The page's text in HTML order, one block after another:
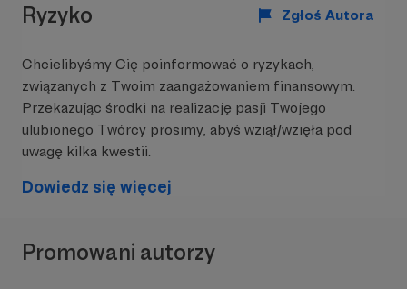
Ryzyko Zgłoś Autora
Chcielibyśmy Cię poinformować o ryzykach,
związanych z Twoim zaangażowaniem finansowym.
Przekazując środki na realizację pasji Twojego
ulubionego Twórcy prosimy, abyś wziął/wzięła pod
uwagę kilka kwestii.
Dowiedz się więcej
Promowani autorzy